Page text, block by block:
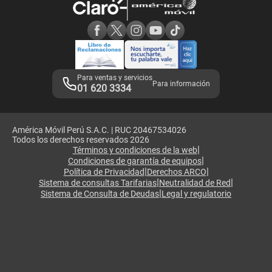
Adquirientes iPhone 6, 6S y SE
Mensaje de Seguridad
Términos y Condiciones de Tienda Claro
Libro de Reclamaciones
Legales de marketplace
Para ventas y servicios
01 620 3334 Para información
América Móvil Perú S.A.C. | RUC 20467534026
Todos los derechos reservados 2026
Términos y condiciones de la web|
Condiciones de garantía de equipos|
Política de Privacidad|Derechos ARCO|
Sistema de consultas Tarifarias|Neutralidad de Red|
Sistema de Consulta de Deudas|Legal y regulatorio